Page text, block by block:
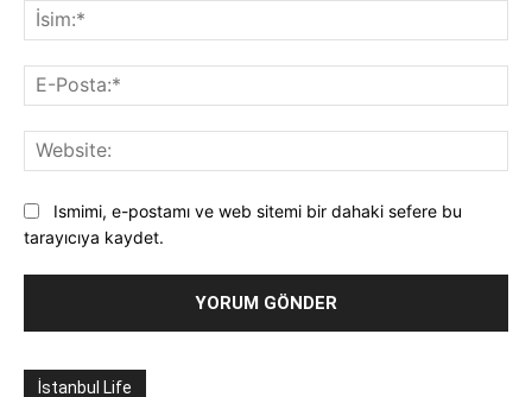
Ismimi, e-postamı ve web sitemi bir dahaki sefere bu
tarayıcıya kaydet.
İstanbul Life